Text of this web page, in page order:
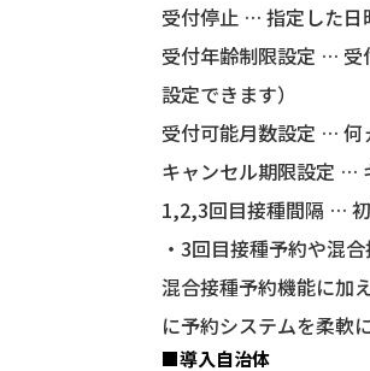
受付停止 … 指定した日
受付年齢制限設定 … 受
設定できます）
受付可能月数設定 … 何
キャンセル期限設定 …
1,2,3回目接種間隔 …
・3回目接種予約や混
混合接種予約機能に加
に予約システムを柔軟
■導入自治体